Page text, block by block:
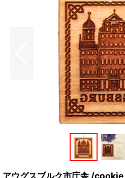
アウグスブルク市庁舎 /